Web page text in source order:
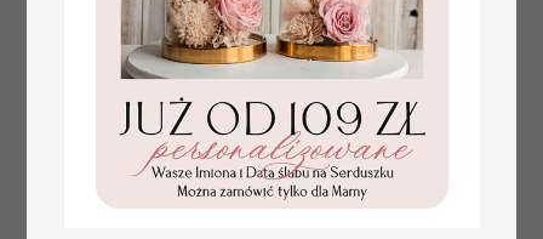
plan stołów
weselnych
usadzenie gości na
weselu, tablica
informacyjna dla
gości weselnych,
plan stołów na
weselu ze zdjęciem
Pary Młodej, plan
Promocja:
100 PLN/125.00 PLN